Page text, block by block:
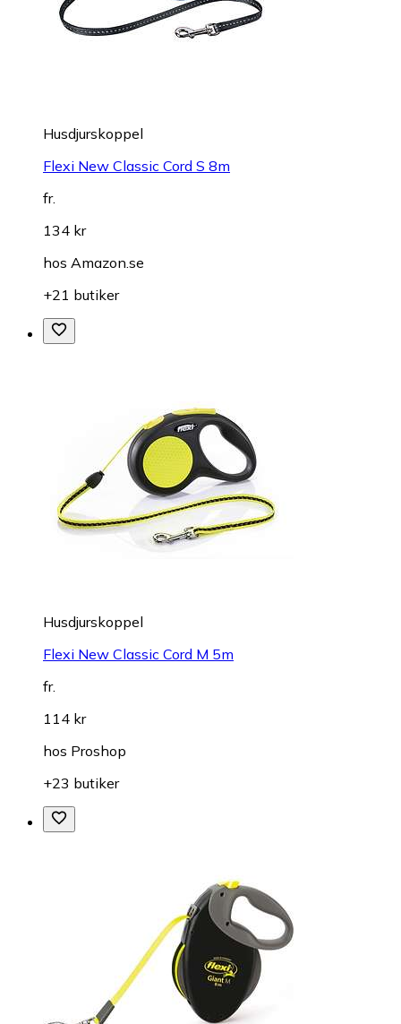
Husdjurskoppel
Flexi New Classic Cord S 8m
fr.
134 kr
hos Amazon.se
+21 butiker
Husdjurskoppel
Flexi New Classic Cord M 5m
fr.
114 kr
hos Proshop
+23 butiker